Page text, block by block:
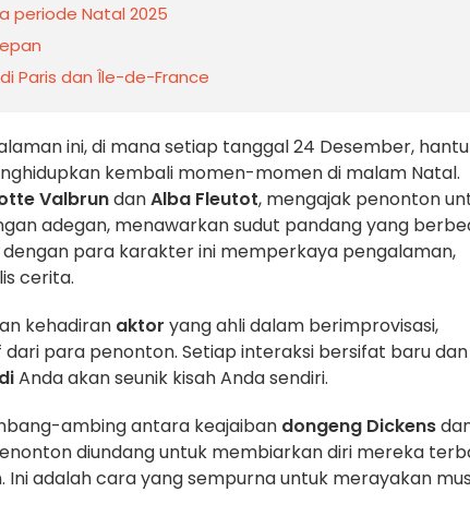
periode Natal 2025
Paris dan Île-de-France
ini, di mana setiap tanggal 24 Desember,
kembali momen-momen di malam Natal.
ValbrundanAlba Fleutot, mengajak penonton
adegan, menawarkan sudut pandang yang
para karakter ini memperkaya pengalaman,
cerita.
kehadiran aktor yang ahli dalam berimprovisasi,
para penonton. Setiap interaksi bersifat baru dan
Anda akan seunik kisah Anda sendiri.
ambing antara keajaiban dongeng Dickens
diundang untuk membiarkan diri mereka
adalah cara yang sempurna untuk merayakan